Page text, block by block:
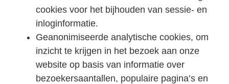
cookies voor het bijhouden van sessie- en
inloginformatie.
Geanonimiseerde analytische cookies, om
inzicht te krijgen in het bezoek aan onze
website op basis van informatie over
bezoekersaantallen, populaire pagina’s en